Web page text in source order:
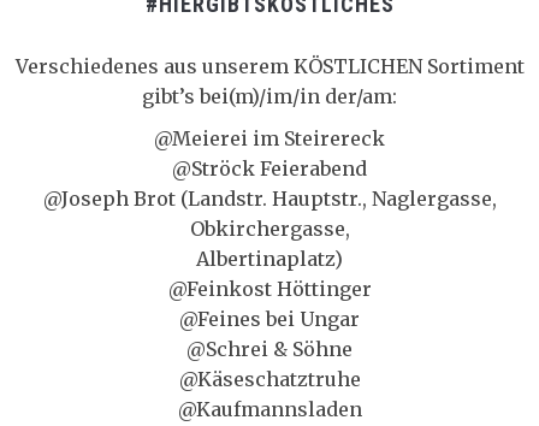
Verschiedenes aus unserem KÖSTLICHEN Sortiment
gibt’s bei(m)/im/in der/am:
@Meierei im Steirereck
@Ströck Feierabend
@Joseph Brot (Landstr. Hauptstr., Naglergasse,
Obkirchergasse,
Albertinaplatz)
@Feinkost Höttinger
@Feines bei Ungar
@Schrei & Söhne
@Käseschatztruhe
@Kaufmannsladen